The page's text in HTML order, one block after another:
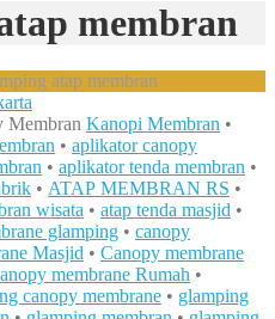
membran
atap membran
Membran Kanopi Membran •
• aplikator canopy
• aplikator tenda membran •
• ATAP MEMBRAN RS •
wisata • atap tenda masjid •
glamping • canopy
Masjid • Canopy membrane
membrane Rumah •
canopy membrane • glamping